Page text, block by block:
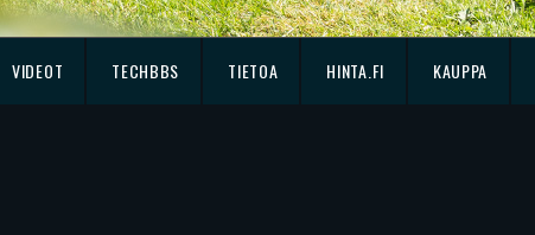
VIDEOT TECHBBS TIETOA HINTA.FI KAUPPA